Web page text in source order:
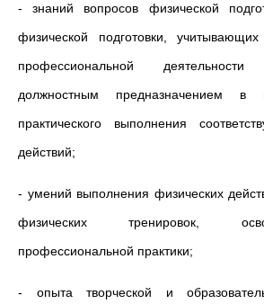
- знаний вопросов физической
физической подготовки,
профессиональной
должностным предназначением в
практического выполнения
действий;
- умений выполнения физических
физических тренировок,
профессиональной практики;
- опыта творческой и